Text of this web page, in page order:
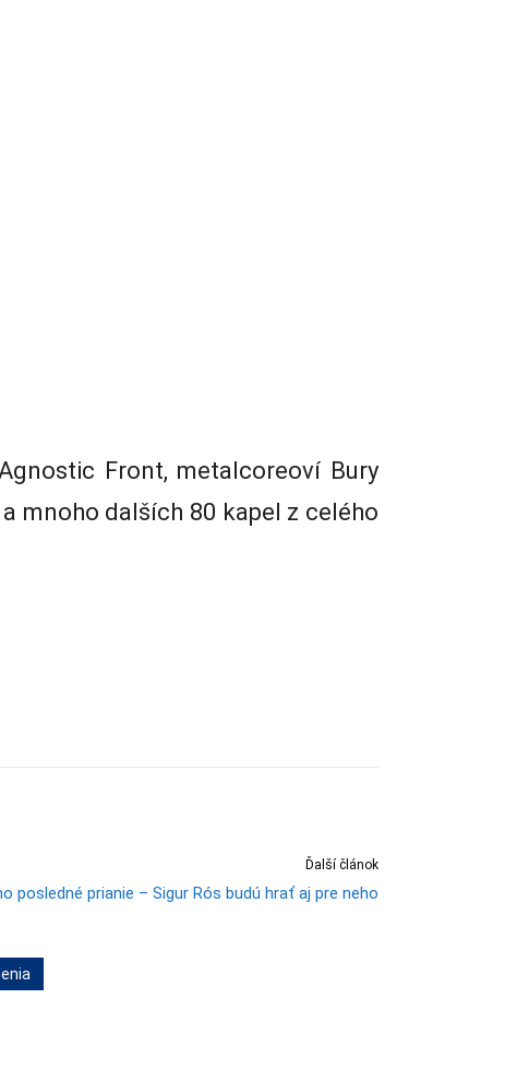
Front, metalcoreoví Bury
mnoho dalších 80 kapel z celého
Ďalší článok
posledné prianie – Sigur Rós budú hrať aj pre neho